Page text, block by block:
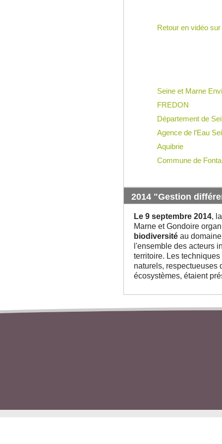
Retour en vidéo
Seine et Marne
FREDON
Département de
Agence de l’Eau
Aquibrie
Commune de
2014 "Gestion
Le 9 septembre 2014,
Marne et Gondoire
biodiversité au
l'ensemble des acteurs
territoire. Les
naturels, respectueuses
écosystèmes, étaient